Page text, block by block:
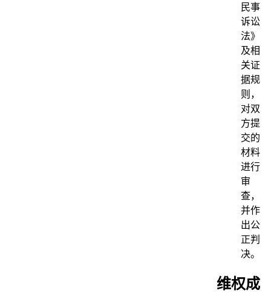
民事
诉讼
法》
及相
关证
据规
则，
对双
方提
交的
材料
进行
审
查，
并作
出公
正判
决。
维权成